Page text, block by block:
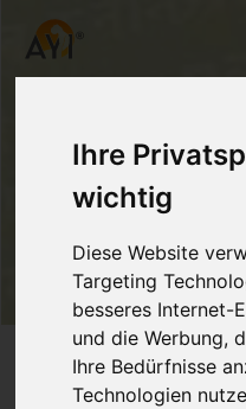
Ihre
wichtig
Diese Website
Targeting
besseres Internet-
und die Werbung,
Ihre Bedürfnisse
Technologien